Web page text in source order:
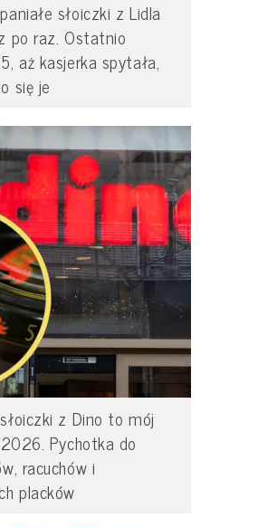
słoiczki z Lidla
po raz. Ostatnio
aż kasjerka spytała,
się je
z Dino to mój
Pychotka do
racuchów i
placków